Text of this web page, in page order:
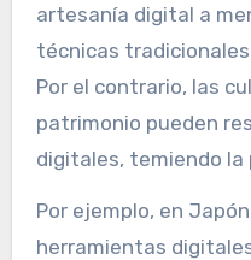
artesanía digital a
técnicas
Por el contrario, las
patrimonio pueden
digitales, temiendo
Por ejemplo, en
herramientas